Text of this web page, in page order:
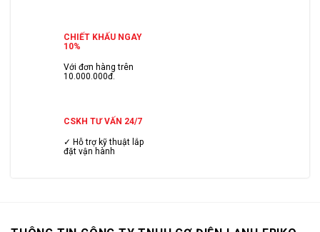
CHIẾT KHẤU NGAY
10%
Với đơn hàng trên
10.000.000đ.
CSKH TƯ VẤN 24/7
✓ Hỗ trợ kỹ thuật lắp
đặt vận hành